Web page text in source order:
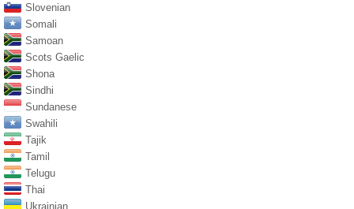
Slovenian
Somali
Samoan
Scots Gaelic
Shona
Sindhi
Sundanese
Swahili
Tajik
Tamil
Telugu
Thai
Ukrainian